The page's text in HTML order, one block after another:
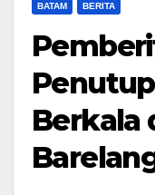
BATAM BERITA
Berkala